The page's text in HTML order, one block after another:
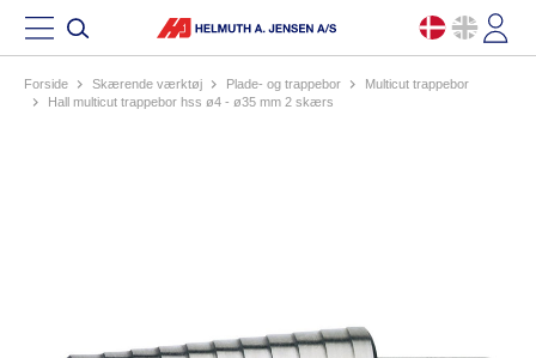
Forside skærende værktøj plade- og trappebor
multicut trappebor
hall multicut trappebor hss ø4 - ø35 mm 2 skærs